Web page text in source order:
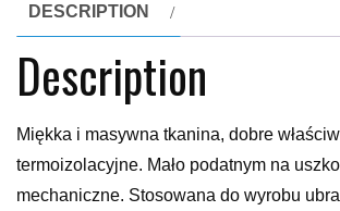
DESCRIPTION
Description
Miękka i masywna tkanina, dobre
termoizolacyjne. Mało podatnym na
mechaniczne. Stosowana do wyrobu